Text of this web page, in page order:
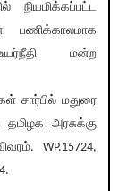
நியமிக்கப்பட்ட
பணிக்காலமாக
மன்ற
சார்பில் மதுரை
அரசுக்கு
WP.15724,